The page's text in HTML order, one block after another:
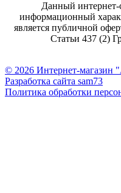
Данный интернет-
информационный
является публичной
Статьи 437 (2)
© 2026 Интернет-магазин
Разработка сайта sam73
Политика обработки